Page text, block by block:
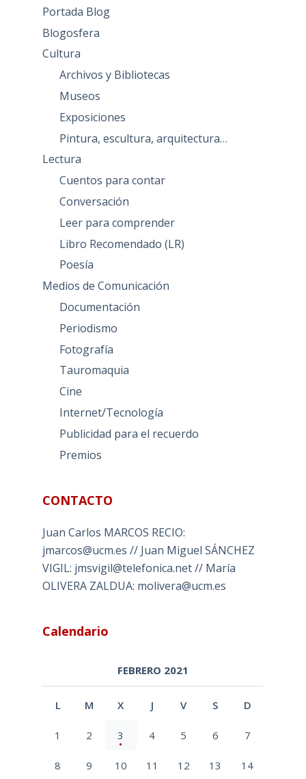
Portada Blog
Blogosfera
Cultura
Archivos y Bibliotecas
Museos
Exposiciones
Pintura, escultura, arquitectura…
Lectura
Cuentos para contar
Conversación
Leer para comprender
Libro Recomendado (LR)
Poesía
Medios de Comunicación
Documentación
Periodismo
Fotografía
Tauromaquia
Cine
Internet/Tecnología
Publicidad para el recuerdo
Premios
CONTACTO
Juan Carlos MARCOS RECIO:
jmarcos@ucm.es // Juan Miguel SÁNCHEZ
VIGIL: jmsvigil@telefonica.net // María
OLIVERA ZALDUA: molivera@ucm.es
Calendario
FEBRERO 2021
L M X J V S D
1 2 3 4 5 6 7
8 9 10 11 12 13 14